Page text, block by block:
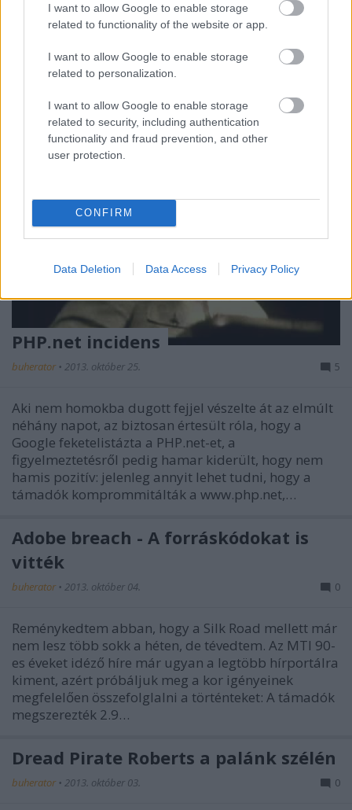
I want to allow Google to enable storage
related to functionality of the website or app.
I want to allow Google to enable storage
related to personalization.
I want to allow Google to enable storage
related to security, including authentication
functionality and fraud prevention, and other
user protection.
CONFIRM
Data Deletion Data Access Privacy Policy
közlemény, meg elindult a
konteógyártás (regisztráció után megtekinthető
tartalom, no comment...), de megmondom őszintén,
így egy…
PHP.net incidens
buherator • 2013. október 25. 5
Aki nem homokba dugott fejjel vészelte át az elmúlt
néhány napot, az biztosan értesült róla, hogy a
Google feketelistázta a PHP.net-et, a
figyelmeztetésről pedig hamar kiderült, hogy nem
hamis pozitív: jelenleg annyit lehet tudni, hogy a
támadók komprommitálták a www.php.net,…
Adobe breach - A forráskódokat is
vitték
buherator • 2013. október 04. 0
Reménykedtem abban, hogy a Silk Road mellett már
nem lesz több sokk a héten, de tévedtem. Az MTI 90-
es éveket idéző híre már ugyan a legtöbb hírportálra
kiment, azért próbáljuk meg a kor igényeinek
megfelelően összefolglalni a történteket: A támadók
megszerezték 2.9…
Dread Pirate Roberts a palánk szélén
buherator • 2013. október 03. 0